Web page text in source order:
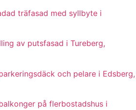
träfasad med syllbyte i
av putsfasad i Tureberg,
och pelare i Edsberg,
på flerbostadshus i